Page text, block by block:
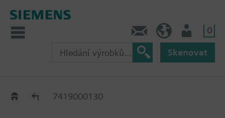
0
Skenovat
Old2New7419000130